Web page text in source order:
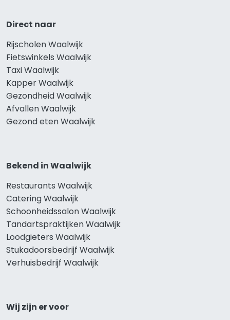
Direct naar
Rijscholen Waalwijk
Fietswinkels Waalwijk
Taxi Waalwijk
Kapper Waalwijk
Gezondheid Waalwijk
Afvallen Waalwijk
Gezond eten Waalwijk
Bekend in Waalwijk
Restaurants Waalwijk
Catering Waalwijk
Schoonheidssalon Waalwijk
Tandartspraktijken Waalwijk
Loodgieters Waalwijk
Stukadoorsbedrijf Waalwijk
Verhuisbedrijf Waalwijk
Wij zijn er voor